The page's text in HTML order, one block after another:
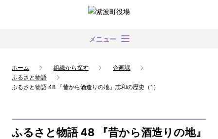
メニュー
ホーム 組織から探す
企画課
ふるさと物語
ふるさと物語 48 『昔から酒造りの地』志和の歴史（1）
ふるさと物語 48 『昔から酒造りの地』